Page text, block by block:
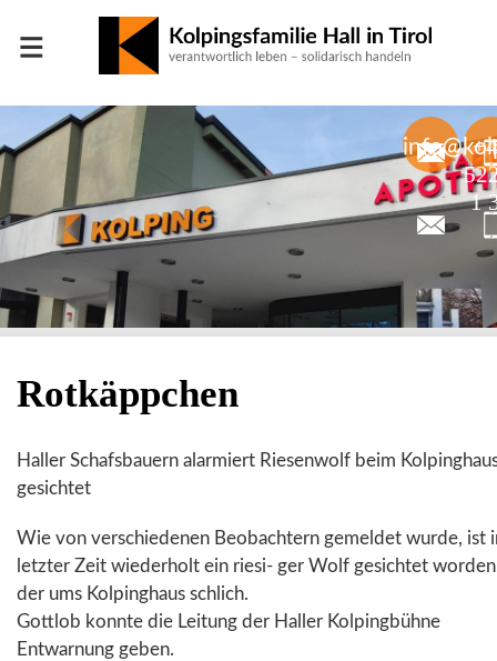
≡
1
Rotkäppchen
Haller Schafsbauern alarmiert Riesenwolf beim
gesichtet
Wie von verschiedenen Beobachtern gemeldet wurde, ist
letzter Zeit wiederholt ein riesi- ger Wolf gesichtet
der ums Kolpinghaus schlich.
Gottlob konnte die Leitung der Haller Kolpingbühne
Entwarnung geben.